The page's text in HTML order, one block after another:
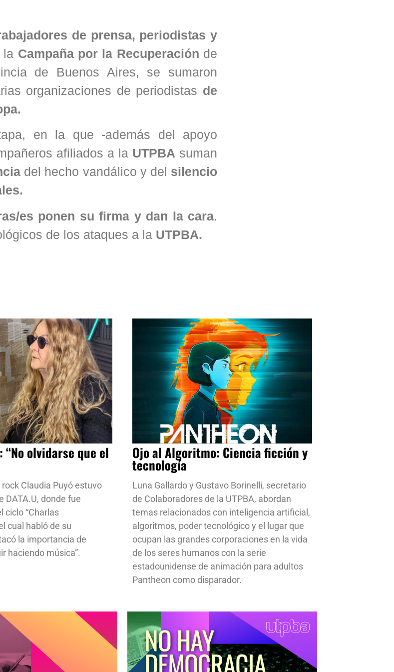
de prensa, periodistas y
la Campaña por la Recuperación de
de Buenos Aires, se sumaron
organizaciones de periodistas de
en la que -además del apoyo
afiliados a la UTPBA suman
del hecho vandálico y del silencio
es ponen su firma y dan la cara.
de los ataques a la UTPBA.
“No olvidarse que el
Claudia Puyó estuvo
DATA.U, donde fue
ciclo “Charlas
cual habló de su
la importancia de
haciendo música”.
Ojo al Algoritmo: Ciencia ficción y
tecnología
Luna Gallardo y Gustavo Borinelli, secretario
de Colaboradores de la UTPBA, abordan
temas relacionados con inteligencia artificial,
algoritmos, poder tecnológico y el lugar que
ocupan las grandes corporaciones en la vida
de los seres humanos con la serie
estadounidense de animación para adultos
Pantheon como disparador.